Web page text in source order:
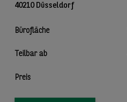
40210 Düsseldorf
Bürofläche
Teilbar ab
Preis